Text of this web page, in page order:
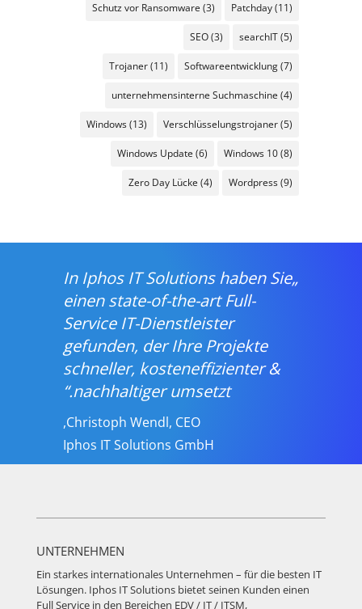
Patchday(11)
Schutz vor Ransomware (3)
searchIT(5)
SEO(3)
Softwareentwicklung(7)
Trojaner(11)
unternehmensinterne Suchmaschine (4)
Verschlüsselungstrojaner(5)
Windows(13)
Windows 10(8)
Windows Update (6)
Wordpress(9)
Zero Day Lücke (4)
„In Iphos IT Solutions haben Sie
einen state-of-the-art Full-
Service IT-Dienstleister
gefunden, der Ihre Projekte
schneller, kosteneffizienter &
nachhaltiger umsetzt.“
Christoph Wendl, CEO,
Iphos IT Solutions GmbH
UNTERNEHMEN
Ein starkes internationales Unternehmen – für die besten IT
Lösungen. Iphos IT Solutions bietet seinen Kunden einen
Full Service in den Bereichen EDV / IT / ITSM,